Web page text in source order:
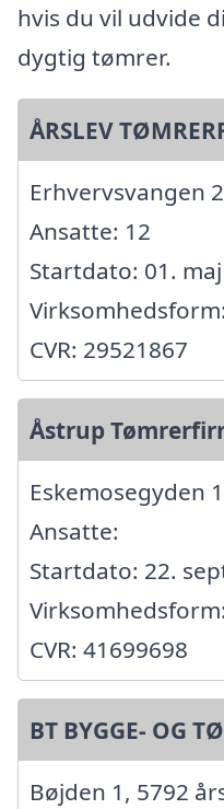
hvis du vil udvide
dygtig tømrer.
ÅRSLEV
Erhvervsvangen
Ansatte: 12
Startdato: 01.
CVR: 29521867
Åstrup
Eskemosegyden
Ansatte:
Startdato: 22.
CVR: 41699698
BT BYGGE- OG
Bøjden 1, 5792